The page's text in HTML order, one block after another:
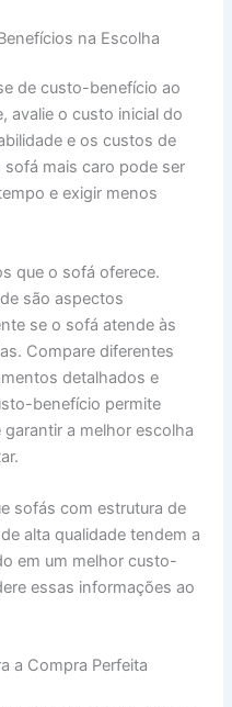
na Escolha
de custo-benefício ao
avalie o custo inicial do
e os custos de
mais caro pode ser
e exigir menos
que o sofá oferece.
são aspectos
se o sofá atende às
Compare diferentes
detalhados e
benefício permite
a melhor escolha
sofás com estrutura de
alta qualidade tendem a
em um melhor custo-
essas informações ao
a Compra Perfeita